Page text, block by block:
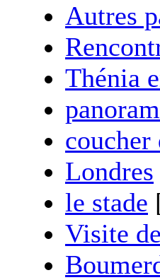
Autres
Thénia
coucher
Londres
le stade
Visite